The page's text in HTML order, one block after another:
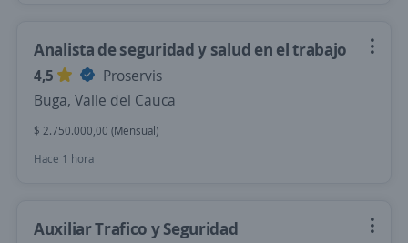
Analista de seguridad y salud en el trabajo
4,5
Proservis
Buga, Valle del Cauca
$ 2.750.000,00 (Mensual)
Hace 1 hora
Auxiliar Trafico y Seguridad